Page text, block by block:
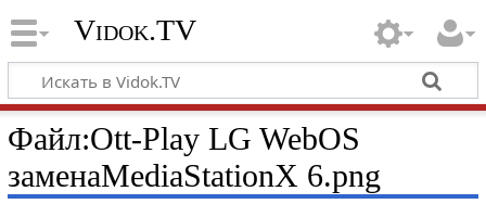
Vidok.TV
Файл:Ott-Play LG WebOS
заменаMediaStationX 6.png